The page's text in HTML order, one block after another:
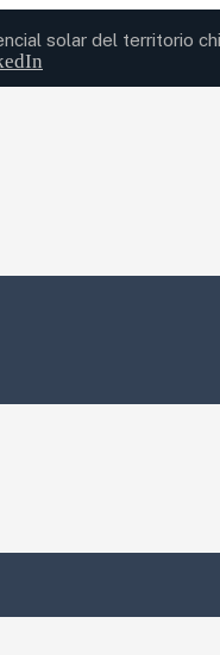
solar del territorio